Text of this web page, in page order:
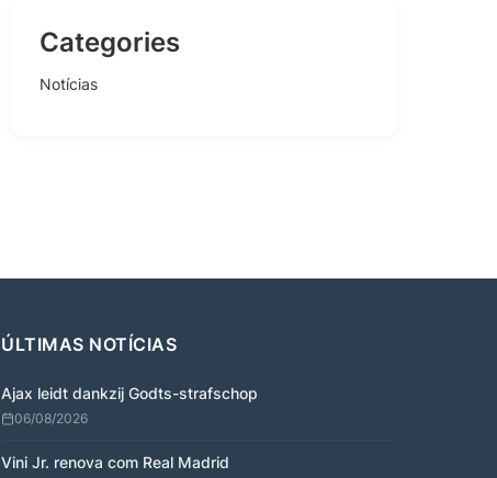
Categories
Notícias
ÚLTIMAS NOTÍCIAS
Ajax leidt dankzij Godts-strafschop
06/08/2026
Vini Jr. renova com Real Madrid